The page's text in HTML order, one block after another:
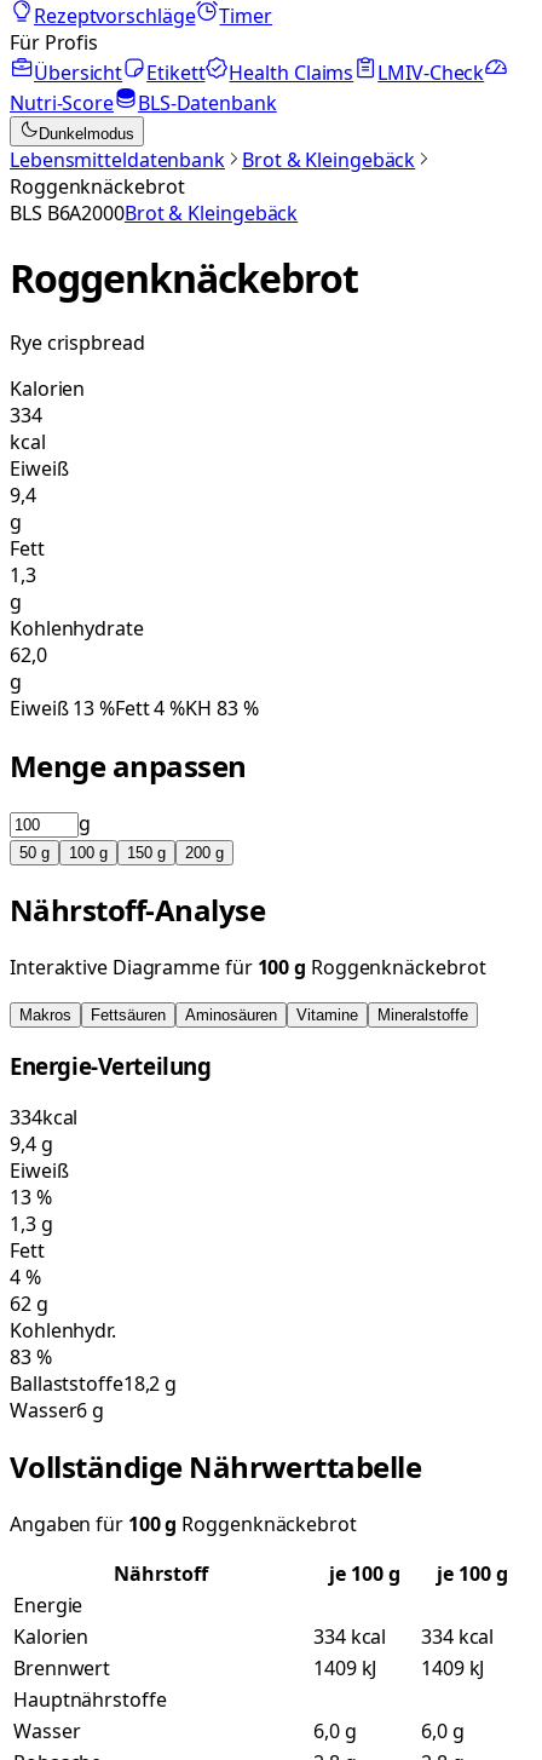
Rezeptvorschläge
Timer
Für Profis
Übersicht
Etikett Health Claims
LMIV-Check
Nutri-Score
BLS-Datenbank
Dunkelmodus
Lebensmitteldatenbank
Brot & Kleingebäck
Roggenknäckebrot
BLS B6A2000Brot & Kleingebäck
Roggenknäckebrot
Rye crispbread
Kalorien
334
kcal
Eiweiß
9,4
g
Fett
1,3
g
Kohlenhydrate
62,0
g
Eiweiß13%Fett4%KH 83%
Menge anpassen
g
50 g 100 g 150 g 200 g
Nährstoff-Analyse
Interaktive Diagramme für 100g Roggenknäckebrot
Makros Fettsäuren Aminosäuren Vitamine Mineralstoffe
Energie-Verteilung
334kcal
9,4g
Eiweiß
13%
1,3g
Fett
4%
62g
Kohlenhydr.
83%
Ballaststoffe18,2 g
Wasser6 g
Vollständige Nährwerttabelle
Angaben für 100g Roggenknäckebrot
Nährstoff
je 100g
je 100 g
Energie
Kalorien
334 kcal
334 kcal
Brennwert
1409 kJ
1409 kJ
Hauptnährstoffe
Wasser
6,0 g
6,0 g